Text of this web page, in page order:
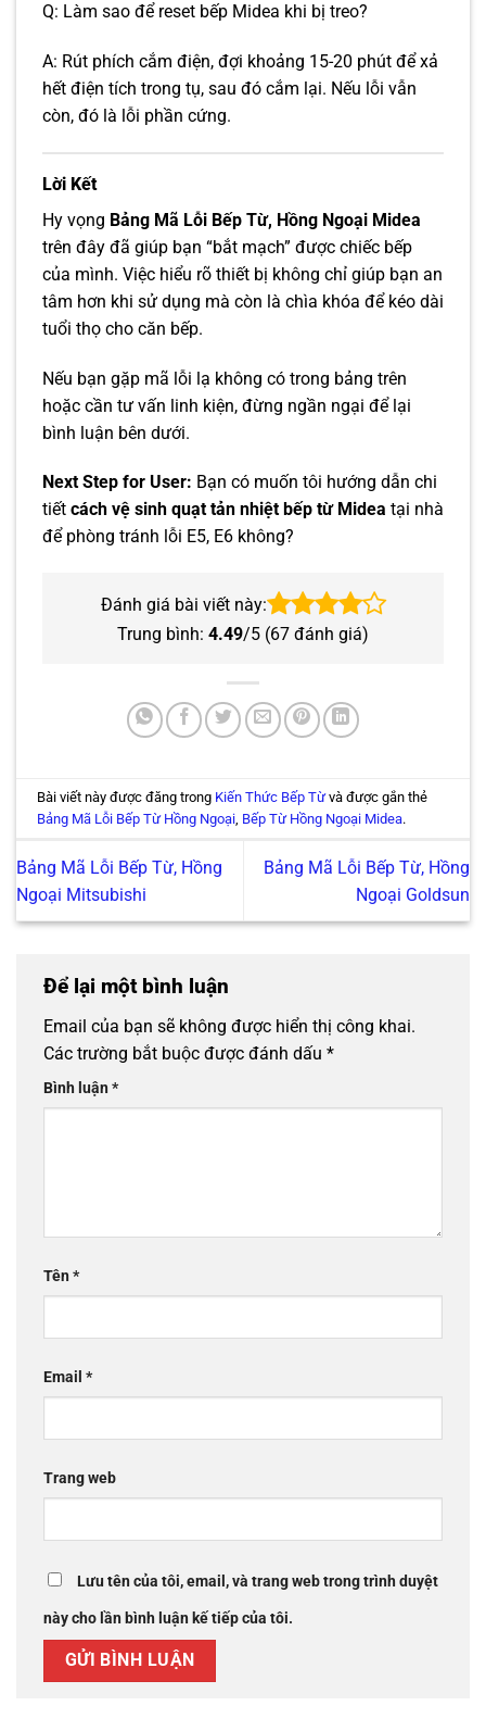
Q: Làm sao để reset bếp Midea khi bị treo?
A: Rút phích cắm điện, đợi khoảng 15-20 phút để xả
hết điện tích trong tụ, sau đó cắm lại. Nếu lỗi vẫn
còn, đó là lỗi phần cứng.
Lời Kết
Hy vọng Bảng Mã Lỗi Bếp Từ, Hồng Ngoại Midea
trên đây đã giúp bạn “bắt mạch” được chiếc bếp
của mình. Việc hiểu rõ thiết bị không chỉ giúp bạn an
tâm hơn khi sử dụng mà còn là chìa khóa để kéo dài
tuổi thọ cho căn bếp.
Nếu bạn gặp mã lỗi lạ không có trong bảng trên
hoặc cần tư vấn linh kiện, đừng ngần ngại để lại
bình luận bên dưới.
Next Step for User: Bạn có muốn tôi hướng dẫn chi
tiết cách vệ sinh quạt tản nhiệt bếp từ Midea tại nhà
để phòng tránh lỗi E5, E6 không?
Đánh giá bài viết này:
Trung bình: 4.49/5 (67 đánh giá)
Bài viết này được đăng trong Kiến Thức Bếp Từvà được gắn thẻ
Bảng Mã Lỗi Bếp Từ Hồng Ngoại Bếp Từ Hồng Ngoại Midea.
Bảng Mã Lỗi Bếp Từ, Hồng
Ngoại Mitsubishi
Bảng Mã Lỗi Bếp Từ, Hồng
Ngoại Goldsun
Để lại một bình luận
Email của bạn sẽ không được hiển thị công khai.
Các trường bắt buộc được đánh dấu *
Bình luận*
Tên*
Email *
Trang web
Lưu tên của tôi, email, và trang web trong trình duyệt
này cho lần bình luận kế tiếp của tôi.